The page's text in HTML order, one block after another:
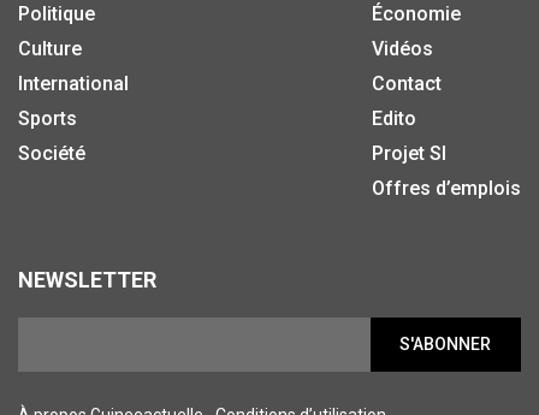
Politique
Culture
International
Sports
Société
Économie
Vidéos
Contact
Edito
Projet SI
Offres d’emplois
NEWSLETTER
S'ABONNER